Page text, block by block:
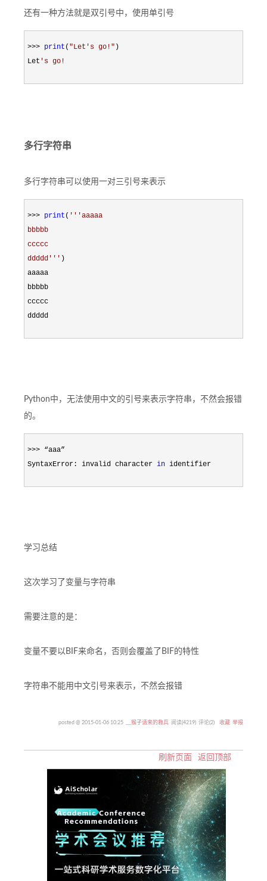
还有一种方法就是双引号中，使用单引号
>>> print ( "Let's go! " )
Let ' s go!
多行字符串
多行字符串可以使用一对三引号来表示
>>> print ( '''aaaaa
bbbbb
ccccc
ddddd ''' )
aaaaa
bbbbb
ccccc
ddddd
Python中，无法使用中文的引号来表示字符串，不然会报错
的。
>>> “aaa”
SyntaxError: invalid character in identifier
学习总结
这次学习了变量与字符串
需要注意的是：
变量不要以BIF来命名，否则会覆盖了BIF的特性
字符串不能用中文引号来表示，不然会报错
posted @ 2015-01-06 10:25 ﹏猴子请来的救兵 阅读(4219) 评论(2) 收藏 举报
刷新页面 返回顶部